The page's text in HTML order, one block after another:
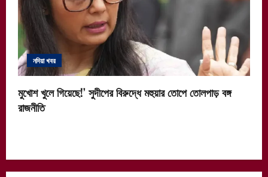
নদিয়া খবর
মুখোশ খুলে গিয়েছে!’ সুদীপের বিরুদ্ধে মহুয়ার তোপে তোলপাড় বঙ্গ
রাজনীতি